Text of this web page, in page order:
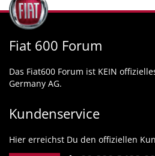
Fiat 600 Forum
Das Fiat600 Forum ist KEIN
Germany AG.
Kundenservice
Hier erreichst Du den offiziellen